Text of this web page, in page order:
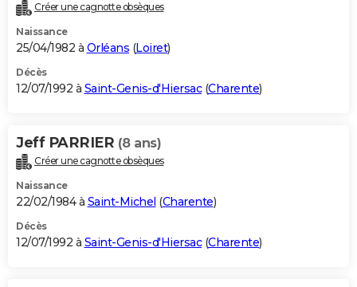
Créer une cagnotte obsèques
Naissance
25/04/1982 à Orléans (Loiret)
Décès
12/07/1992 à Saint-Genis-d'Hiersac(Charente)
Jeff PARRIER (8 ans)
Créer une cagnotte obsèques
Naissance
22/02/1984 à Saint-Michel (Charente)
Décès
12/07/1992 à Saint-Genis-d'Hiersac(Charente)